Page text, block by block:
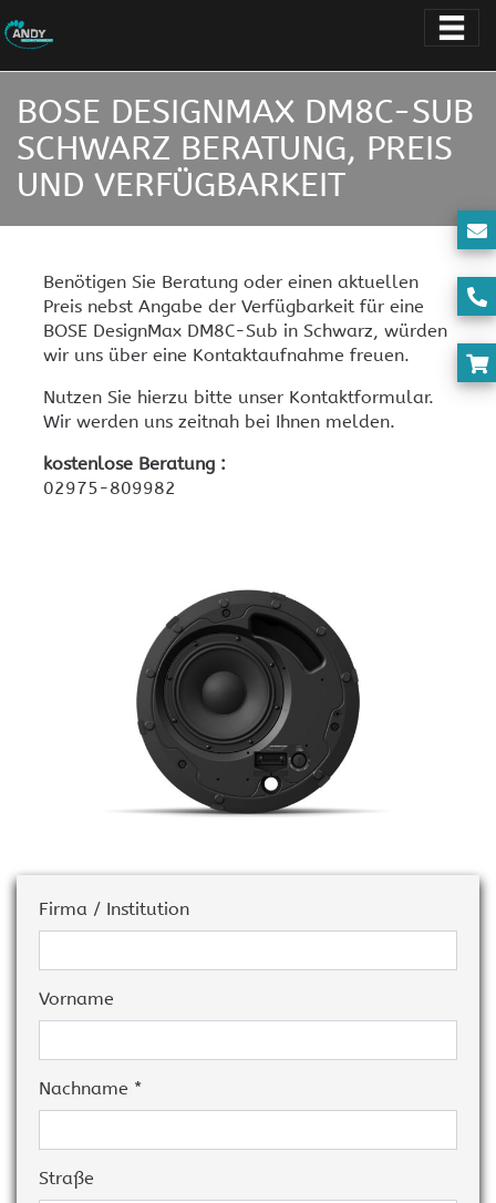
BOSE DESIGNMAX DM8C-SUB
SCHWARZ BERATUNG, PREIS
UND VERFÜGBARKEIT
Benötigen Sie Beratung oder einen aktuellen
Preis nebst Angabe der Verfügbarkeit für eine
BOSE DesignMax DM8C-Sub in Schwarz, würden
wir uns über eine Kontaktaufnahme freuen.
Nutzen Sie hierzu bitte unser Kontaktformular.
Wir werden uns zeitnah bei Ihnen melden.
kostenlose Beratung :
02975-809982
Firma / Institution
Vorname
Nachname *
Straße